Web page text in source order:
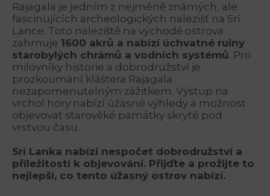
Rajagala je jedním z nejméně známých, ale
fascinujících archeologických nalezišť na Srí
Lance. Toto naleziště na východě ostrova
zahrnuje 1600 akrů a nabízí úchvatné ruiny
starobylých chrámů a vodních systémů. Pro
milovníky historie a dobrodružství je
prozkoumání kláštera Rajagala
nezapomenutelným zážitkem. Výstup na
vrchol hory nabízí úžasné výhledy a možnost
objevovat starověké památky skryté pod
vrstvou času.
Srí Lanka nabízí nespočet dobrodružství a
příležitostí k objevování. Přijďte a prožijte to
nejlepší, co tento úžasný ostrov nabízí.